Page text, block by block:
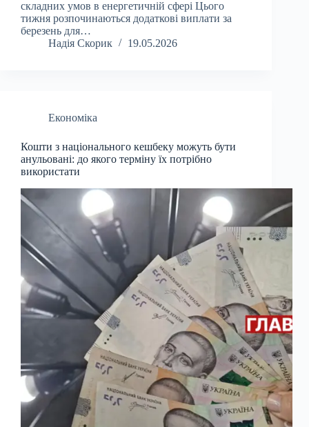
складних умов в енергетичній сфері Цього
тижня розпочинаються додаткові виплати за
березень для…
Надія Скорик
19.05.2026
Економіка
Кошти з національного кешбеку можуть бути
анульовані: до якого терміну їх потрібно
використати